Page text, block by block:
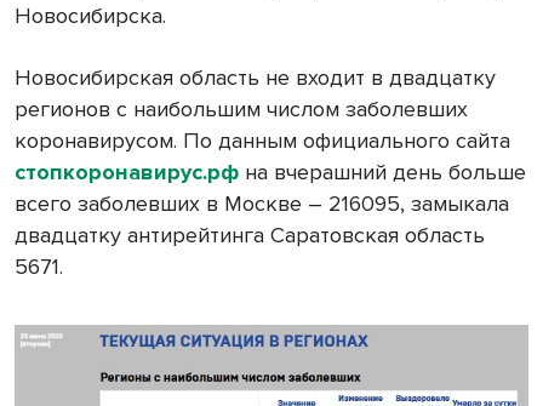
Новосибирска.
Новосибирская область не входит в двадцатку
регионов с наибольшим числом заболевших
коронавирусом. По данным официального сайта
стопкоронавирус.рф на вчерашний день больше
всего заболевших в Москве – 216095, замыкала
двадцатку антирейтинга Саратовская область
5671.